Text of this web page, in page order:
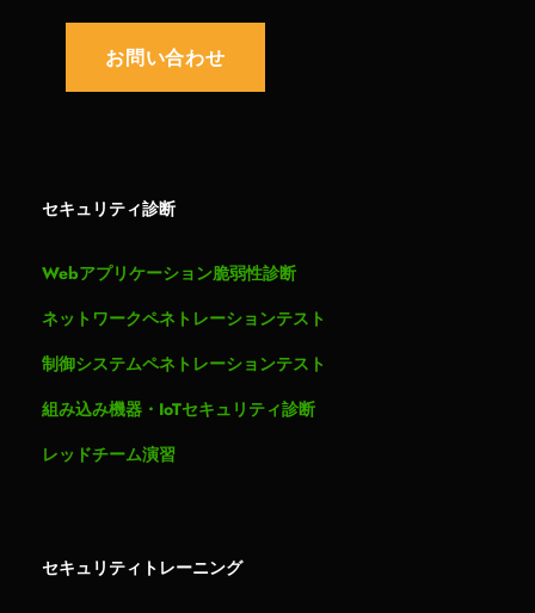
お問い合わせ
セキュリティ診断
Webアプリケーション脆弱性診断
ネットワークペネトレーションテスト
制御システムペネトレーションテスト
組み込み機器・IoTセキュリティ診断
レッドチーム演習
セキュリティトレーニング